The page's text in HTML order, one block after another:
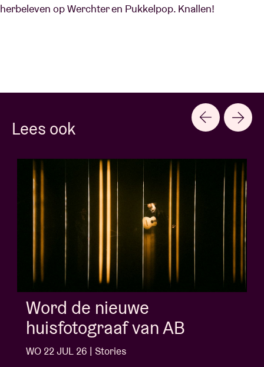
herbeleven op Werchter en Pukkelpop. Knallen!
Lees ook
Word de nieuwe
huisfotograaf van AB
WO 22 JUL 26 | Stories